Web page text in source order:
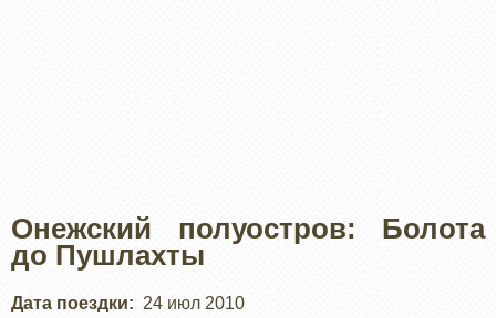
Онежский полуостров: Болота
до Пушлахты
Дата поездки
24 июл 2010